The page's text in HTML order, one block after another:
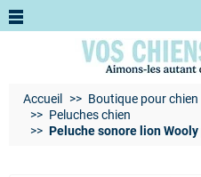
Accueil Boutique pour chien
Peluches chien
Peluche sonore lion